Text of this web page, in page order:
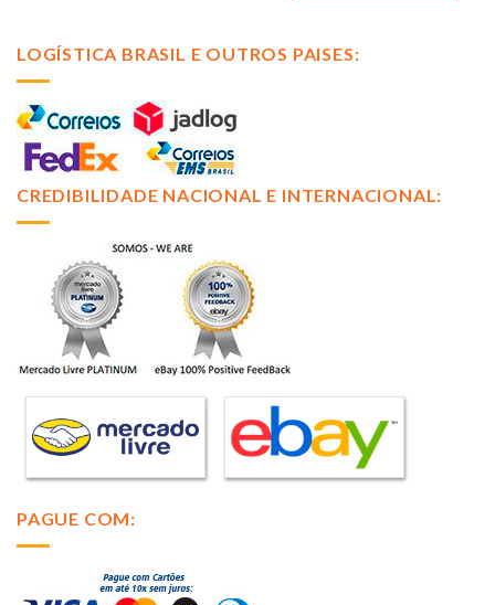
LOGÍSTICA BRASIL E OUTROS PAISES:
CREDIBILIDADE NACIONAL E INTERNACIONAL:
PAGUE COM: